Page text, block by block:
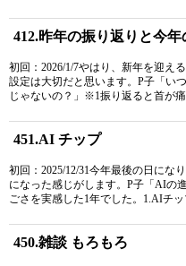
412.昨年の振り返りと今年
初回：2026/1/7やはり、新年を迎え
設定は大切だと思います。P子「い
じゃないの？」※1振り返ると首が
451.AI チップ
初回：2025/12/31今年最後の日にな
になった感じがします。P子「AIの
ごさを実感した1年でした。1.AIチッ
450.雑談 もろもろ